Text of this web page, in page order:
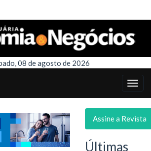
08 de agosto de 2026
Assine a Revista
Últimas